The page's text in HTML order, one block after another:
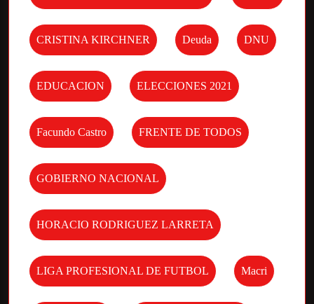
CRISTINA KIRCHNER Deuda DNU
EDUCACION ELECCIONES 2021
Facundo Castro FRENTE DE TODOS
GOBIERNO NACIONAL
HORACIO RODRIGUEZ LARRETA
LIGA PROFESIONAL DE FUTBOL Macri